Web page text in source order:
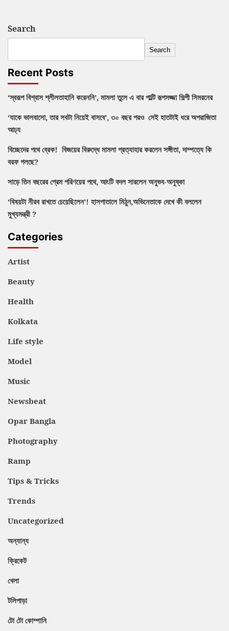
Search
Search
Recent Posts
‘স্বরূপ বিশ্বাস শ্লীলতাহানি করেননি’, মামলা তুলে এ বার পাল্টি রূপসজ্জা শিল্পী সিমরনের
‘যাকে ভালবাসো, তার সবটা নিয়েই বাসবে’, ৩০ বছর পরও সেই হাতটাই ধরে অপরাজিতা
আঢ্য
বিচ্ছেদের পথে ব্রেক! বিজয়ের বিরুদ্ধে মামলা প্রত্যাহার করলেন সঙ্গীতা, দাম্পত্যে কি
বরফ গলছে?
সাড়ে তিন বছরের প্রেম পরিণয়ের পথে, আংটি বদল সারলেন অনুভব-অনুষ্কা
‘বিষয়টা নীরব রাখতে চেয়েছিলেন’! হাসপাতালে মিঠুন,অভিনেতাকে দেখে কী বললেন
মুখ্যমন্ত্রী ?
Categories
Artist
Beauty
Health
Kolkata
Life style
Model
Music
Newsbeat
Opar Bangla
Photography
Ramp
Tips & Tricks
Trends
Uncategorized
অন্যান্য
ক্রিকেট
খেলা
টলিপাড়া
টো টো কোম্পানি